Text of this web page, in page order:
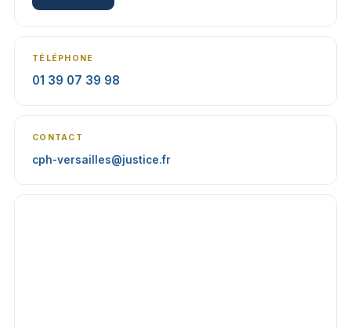
TÉLÉPHONE
01 39 07 39 98
CONTACT
cph-versailles@justice.fr